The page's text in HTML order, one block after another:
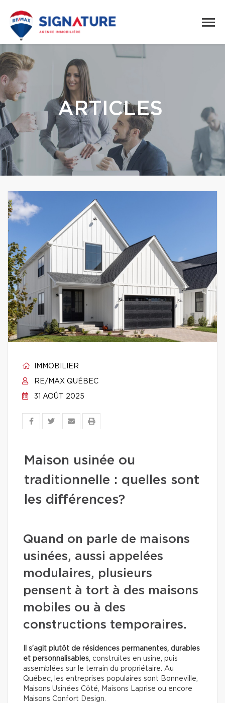
ARTICLES
IMMOBILIER
RE/MAX QUÉBEC
31 AOÛT 2025
Maison usinée ou
traditionnelle : quelles sont
les différences?
Quand on parle de maisons
usinées, aussi appelées
modulaires, plusieurs
pensent à tort à des maisons
mobiles ou à des
constructions temporaires.
Il s’agit plutôt de résidences permanentes, durables
et personnalisables, construites en usine, puis
assemblées sur le terrain du propriétaire. Au
Québec, les entreprises populaires sont Bonneville,
Maisons Usinées Côté, Maisons Laprise ou encore
Maisons Confort Design.